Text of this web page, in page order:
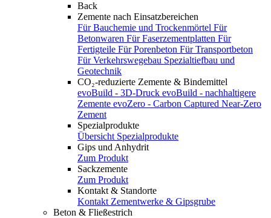
Back
Zemente nach Einsatzbereichen
Für Bauchemie und Trockenmörtel Für
Betonwaren Für Faserzementplatten Für
Fertigteile Für Porenbeton Für Transportbeton
Für Verkehrswegebau Spezialtiefbau und
Geotechnik
CO₂-reduzierte Zemente & Bindemittel
evoBuild - 3D-Druck evoBuild - nachhaltigere
Zemente evoZero - Carbon Captured Near-Zero
Zement
Spezialprodukte
Übersicht Spezialprodukte
Gips und Anhydrit
Zum Produkt
Sackzemente
Zum Produkt
Kontakt & Standorte
Kontakt Zementwerke & Gipsgrube
Beton & Fließestrich